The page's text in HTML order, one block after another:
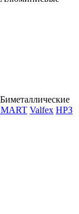
Биметаллические
Valfex НРЗ